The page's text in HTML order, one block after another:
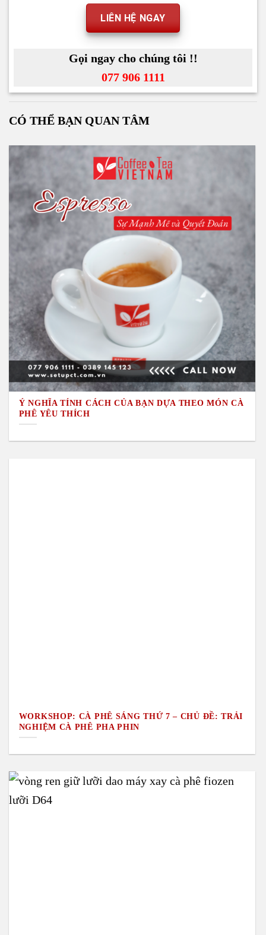
LIÊN HỆ NGAY
Gọi ngay cho chúng tôi !!
077 906 1111
CÓ THỂ BẠN QUAN TÂM
Ý NGHĨA TÍNH CÁCH CỦA BẠN DỰA THEO MÓN CÀ
PHÊ YÊU THÍCH
WORKSHOP: CÀ PHÊ SÁNG THỨ 7 – CHỦ ĐỀ: TRẢI
NGHIỆM CÀ PHÊ PHA PHIN